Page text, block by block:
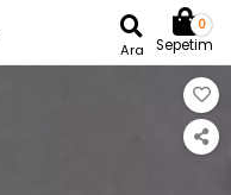
Ara
0
Sepetim